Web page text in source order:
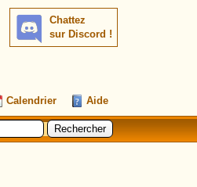
Chattez
sur Discord !
Calendrier Aide